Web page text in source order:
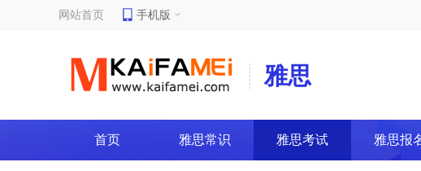
网站首页 手机版
雅思
首页 雅思常识 雅思考试 雅思报